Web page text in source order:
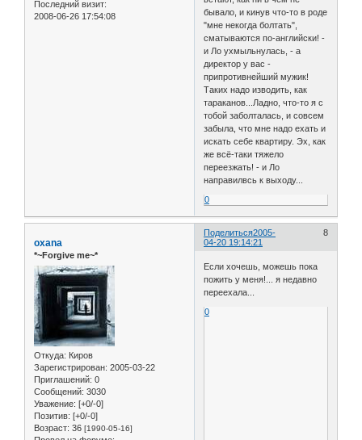
Последний визит:
2008-06-26 17:54:08
бывало, и кинув что-то в роде
"мне некогда болтать",
сматываются по-английски! -
и Ло ухмыльнулась, - а
директор у вас -
припротивнейший мужик!
Таких надо изводить, как
тараканов...Ладно, что-то я с
тобой заболталась, и совсем
забыла, что мне надо ехать и
искать себе квартиру. Эх, как
же всё-таки тяжело
переезжать! - и Ло
направилвсь к выходу...
0
Поделиться 8
2005-
04-20 19:14:21
oxana
*~Forgive me~*
Откуда: Киров
Зарегистрирован: 2005-03-22
Приглашений: 0
Сообщений: 3030
Уважение: [+0/-0]
Позитив: [+0/-0]
Возраст: 36 [1990-05-16]
Если хочешь, можешь пока
пожить у меня!... я недавно
переехала...
0